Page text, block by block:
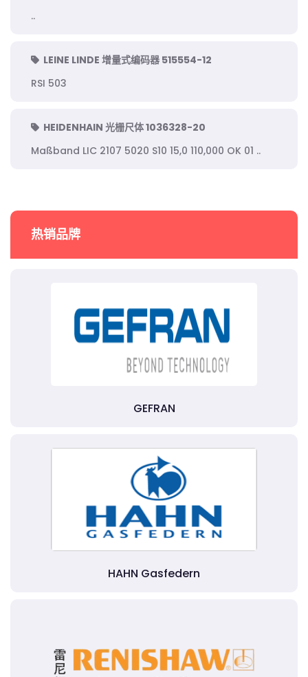
..
LEINE LINDE 增量式编码器 515554-12
RSI 503
HEIDENHAIN 光栅尺体 1036328-20
Maßband LIC 2107 5020 S10 15,0 110,000 OK 01 ..
热销品牌
GEFRAN
HAHN Gasfedern